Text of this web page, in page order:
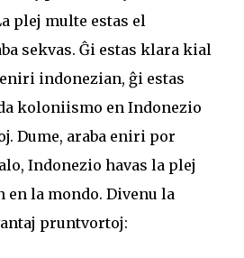
plej multe estas el
sekvas. Ĝi estas klara kial
indonezian, ĝi estas
koloniismo en Indonezio
Dume, araba eniri por
Indonezio havas la plej
la mondo. Divenu la
pruntvortoj: